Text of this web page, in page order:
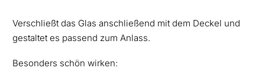
Verschließt das Glas anschließend mit dem Deckel und
gestaltet es passend zum Anlass.
Besonders schön wirken: